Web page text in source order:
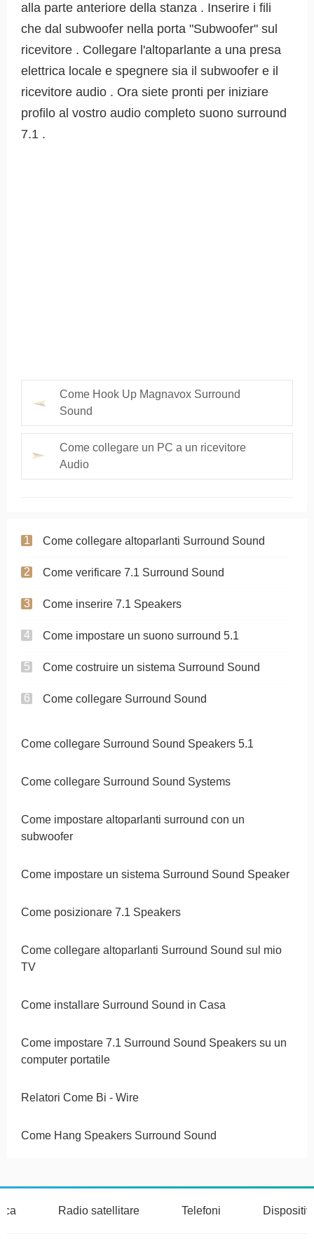
alla parte anteriore della stanza . Inserire i fili
che dal subwoofer nella porta "Subwoofer" sul
ricevitore . Collegare l'altoparlante a una presa
elettrica locale e spegnere sia il subwoofer e il
ricevitore audio . Ora siete pronti per iniziare
profilo al vostro audio completo suono surround
7.1 .
Come Hook Up Magnavox Surround
Sound
Come collegare un PC a un ricevitore
Audio
Come collegare altoparlanti Surround Sound
Come verificare 7.1 Surround Sound
Come inserire 7.1 Speakers
Come impostare un suono surround 5.1
Come costruire un sistema Surround Sound
Come collegare Surround Sound
Come collegare Surround Sound Speakers 5.1
Come collegare Surround Sound Systems
Come impostare altoparlanti surround con un
subwoofer
Come impostare un sistema Surround Sound Speaker
Come posizionare 7.1 Speakers
Come collegare altoparlanti Surround Sound sul mio
TV
Come installare Surround Sound in Casa
Come impostare 7.1 Surround Sound Speakers su un
computer portatile
Relatori Come Bi - Wire
Come Hang Speakers Surround Sound
Radio satellitare Telefoni